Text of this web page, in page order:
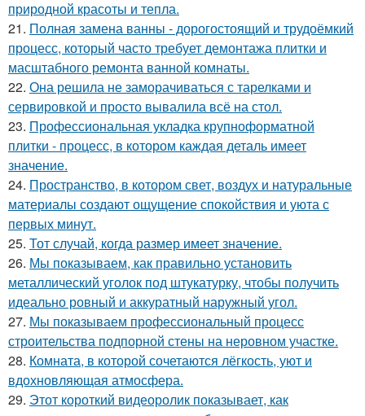
природной красоты и тепла.
21. Полная замена ванны - дорогостоящий и трудоёмкий
процесс, который часто требует демонтажа плитки и
масштабного ремонта ванной комнаты.
22. Она решила не заморачиваться с тарелками и
сервировкой и просто вывалила всё на стол.
23. Профессиональная укладка крупноформатной
плитки - процесс, в котором каждая деталь имеет
значение.
24. Пространство, в котором свет, воздух и натуральные
материалы создают ощущение спокойствия и уюта с
первых минут.
25. Тот случай, когда размер имеет значение.
26. Мы показываем, как правильно установить
металлический уголок под штукатурку, чтобы получить
идеально ровный и аккуратный наружный угол.
27. Мы показываем профессиональный процесс
строительства подпорной стены на неровном участке.
28. Комната, в которой сочетаются лёгкость, уют и
вдохновляющая атмосфера.
29. Этот короткий видеоролик показывает, как